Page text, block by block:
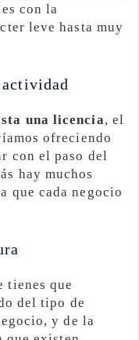
con la
leve hasta muy
una licencia, el
ofreciendo
con el paso del
hay muchos
que cada negocio
tienes que
del tipo de
y de la